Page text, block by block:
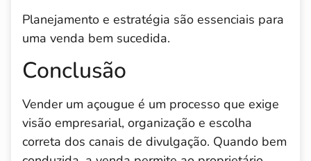
Planejamento e estratégia são essenciais para
uma venda bem sucedida.
Conclusão
Vender um açougue é um processo que exige
visão empresarial, organização e escolha
correta dos canais de divulgação. Quando bem